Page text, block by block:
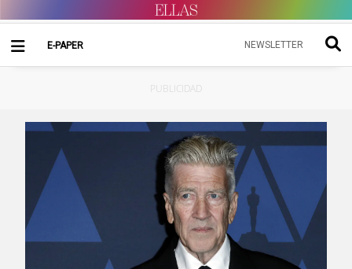
E-PAPER NEWSLETTER
PUBLICIDAD